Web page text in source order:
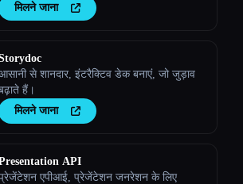
मिलने जाना
से शानदार, इंटरैक्टिव डेक बनाएं, जो जुड़ाव
हैं।
मिलने जाना
API
एपीआई, प्रेजेंटेशन जनरेशन के लिए